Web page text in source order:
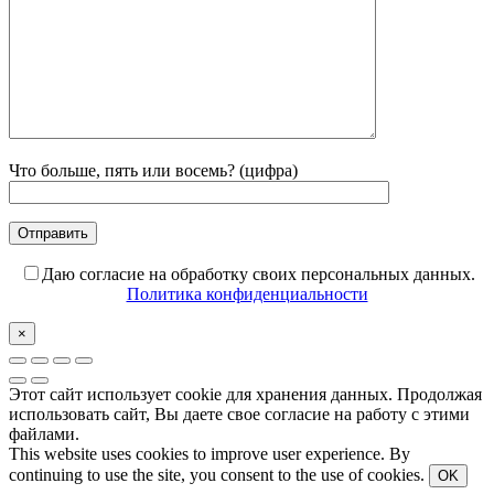
Что больше, пять или восемь? (цифра)
Даю согласие на обработку своих персональных данных.
Политика конфиденциальности
×
Этот сайт использует cookie для хранения данных. Продолжая
использовать сайт, Вы даете свое согласие на работу с этими
файлами.
This website uses cookies to improve user experience. By
continuing to use the site, you consent to the use of cookies.
OK